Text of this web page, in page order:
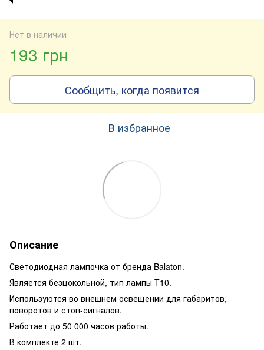
Нет в наличии
193 грн
Сообщить, когда появится
В избранное
Описание
Светодиодная лампочка от бренда Balaton.
Является безцокольной, тип лампы T10.
Используются во внешнем освещении для габаритов,
поворотов и стоп-сигналов.
Работает до 50 000 часов работы.
В комплекте 2 шт.